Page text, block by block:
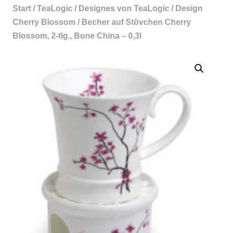
Start / TeaLogic / Designes von TeaLogic / Design
Cherry Blossom / Becher auf Stövchen Cherry
Blossom, 2-tlg., Bone China – 0,3l